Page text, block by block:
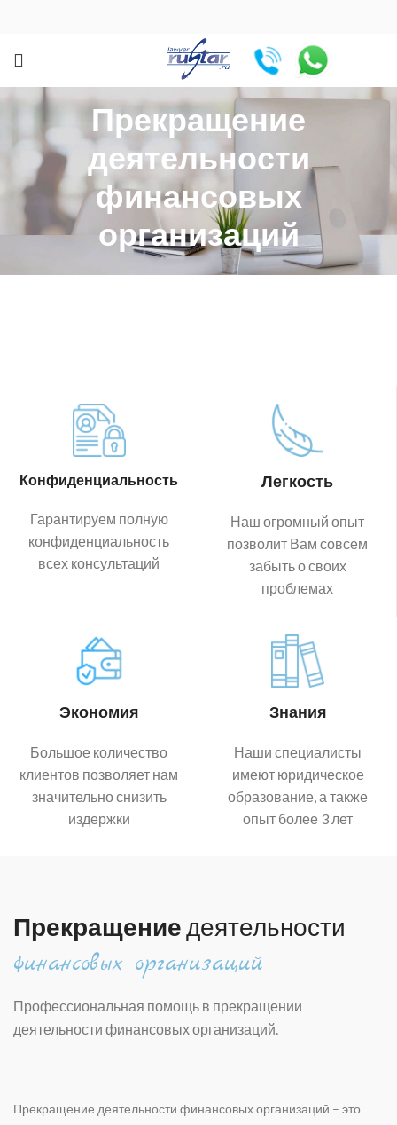
Прекращение
деятельности
финансовых
организаций
Конфиденциальность
Гарантируем полную
конфиденциальность
всех консультаций
Легкость
Наш огромный опыт
позволит Вам совсем
забыть о своих
проблемах
Экономия
Большое количество
клиентов позволяет нам
значительно снизить
издержки
Знания
Наши специалисты
имеют юридическое
образование, а также
опыт более 3 лет
Прекращениедеятельности
финансовых организаций
Профессиональная помощь в прекращении
деятельности финансовых организаций.
Прекращение деятельности финансовых организаций – это